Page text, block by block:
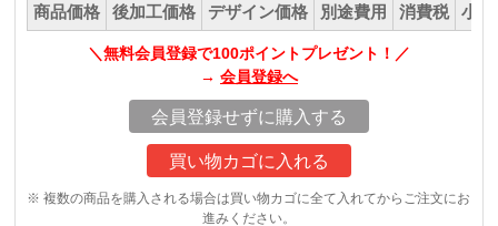
商品価格
後加工価格 デザイン価格 別途費用 消費税 小計
＼無料会員登録で100ポイントプレゼント！／
→ 会員登録へ
※ 複数の商品を購入される場合は買い物カゴに全て入れてからご注文にお
進みください。